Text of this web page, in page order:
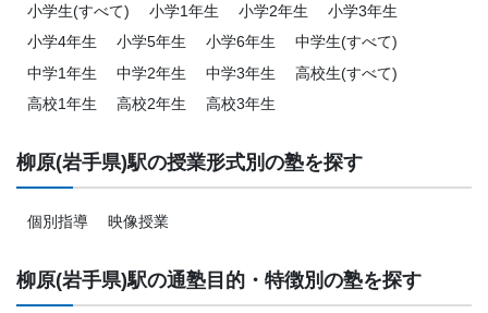
小学生(すべて) 小学1年生 小学2年生
小学3年生
小学4年生
小学5年生 小学6年生
中学生(すべて)
中学1年生
中学2年生 中学3年生
高校生(すべて)
高校1年生
高校2年生 高校3年生
柳原(岩手県)駅の授業形式別の塾を探す
個別指導 映像授業
柳原(岩手県)駅の通塾目的・特徴別の塾を探す